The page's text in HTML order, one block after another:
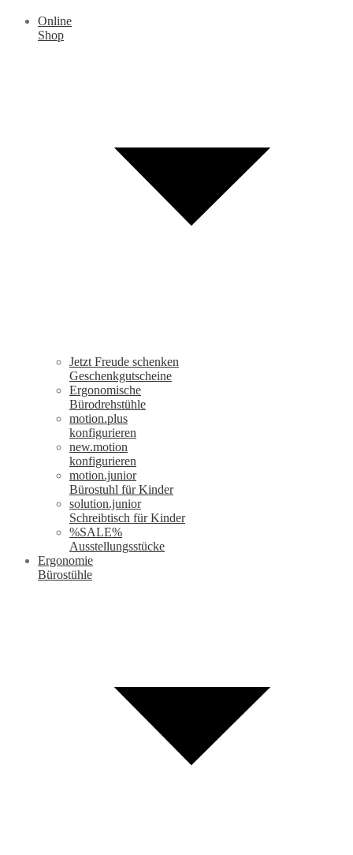
Online
Shop
Jetzt Freude schenken
Geschenkgutscheine
Ergonomische
Bürodrehstühle
motion.plus
konfigurieren
new.motion
konfigurieren
motion.junior
Bürostuhl für Kinder
solution.junior
Schreibtisch für Kinder
%SALE%
Ausstellungsstücke
Ergonomie
Bürostühle